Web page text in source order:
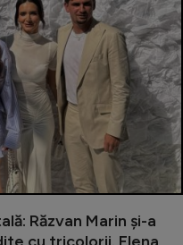
Răzvan Marin și-a